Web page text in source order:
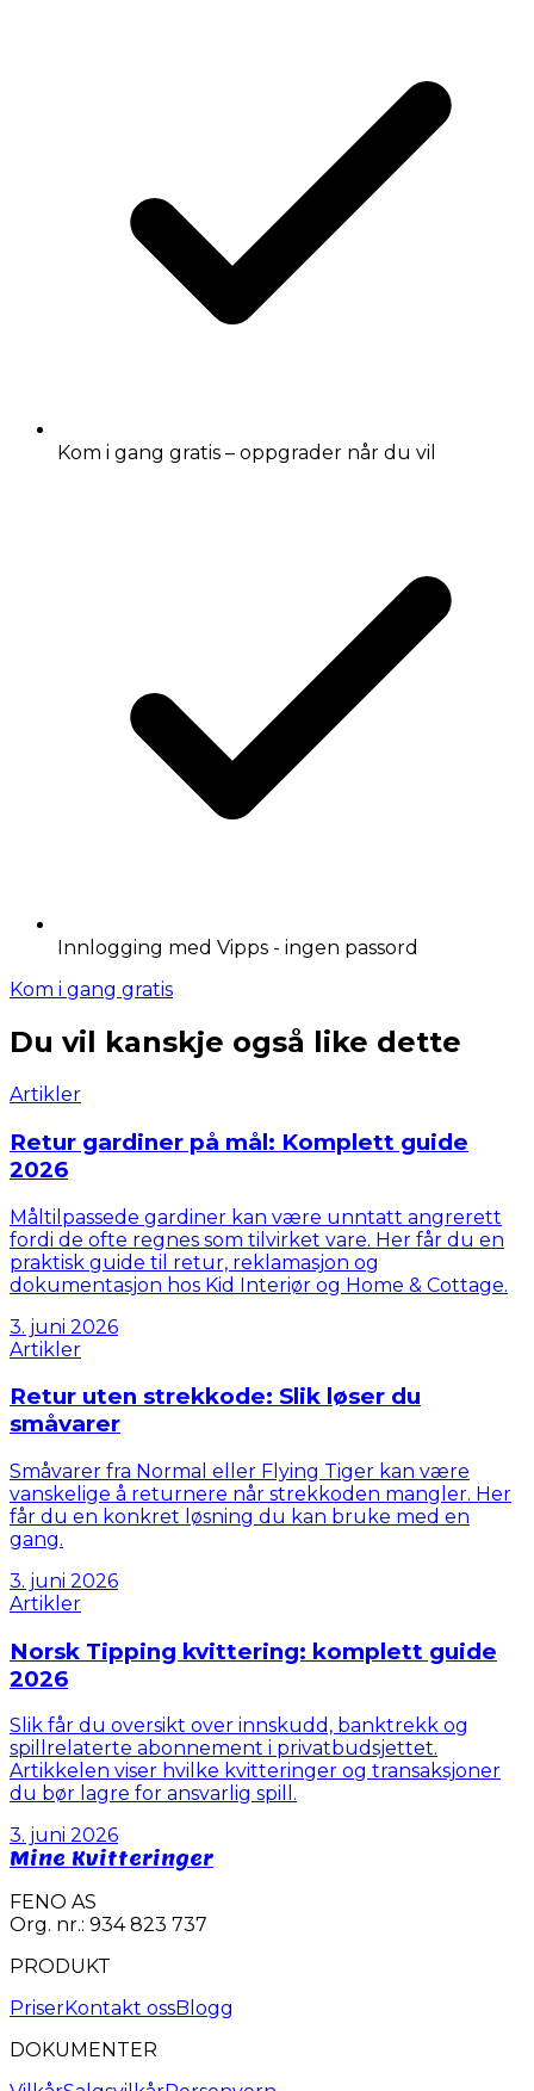
Kom i gang gratis – oppgrader når du vil
Innlogging med Vipps - ingen passord
Kom i gang gratis
Du vil kanskje også like dette
Artikler
Retur gardiner på mål: Komplett guide
2026
Måltilpassede gardiner kan være unntatt angrerett
fordi de ofte regnes som tilvirket vare. Her får du en
praktisk guide til retur, reklamasjon og
dokumentasjon hos Kid Interiør og Home & Cottage.
3. juni 2026
Artikler
Retur uten strekkode: Slik løser du
småvarer
Småvarer fra Normal eller Flying Tiger kan være
vanskelige å returnere når strekkoden mangler. Her
får du en konkret løsning du kan bruke med en
gang.
3. juni 2026
Artikler
Norsk Tipping kvittering: komplett guide
2026
Slik får du oversikt over innskudd, banktrekk og
spillrelaterte abonnement i privatbudsjettet.
Artikkelen viser hvilke kvitteringer og transaksjoner
du bør lagre for ansvarlig spill.
3. juni 2026
Mine Kvitteringer
FENO AS
Org. nr.: 934 823 737
PRODUKT
PriserKontakt ossBlogg
DOKUMENTER